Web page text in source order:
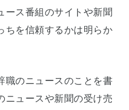
ース番組のサイトや新聞
ちを信頼するかは明らか
職のニュースのことを書
ニュースや新聞の受け売